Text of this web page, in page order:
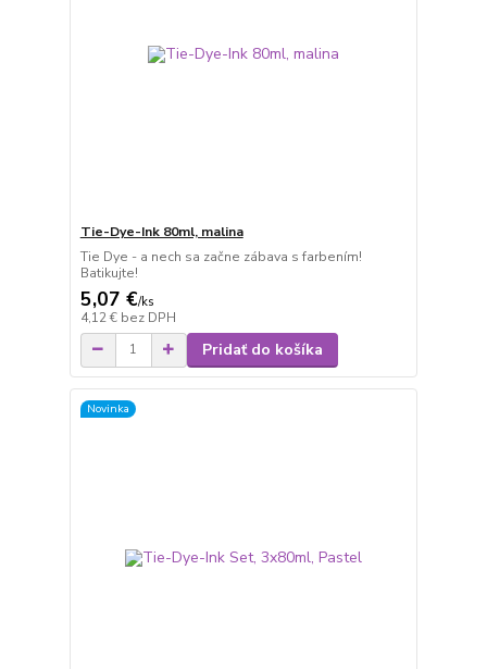
Tie-Dye-Ink 80ml, malina
Tie Dye - a nech sa začne zábava s farbením!
Batikujte!
5,07 €/ks
4,12 € bez DPH
Pridať do košíka
Novinka